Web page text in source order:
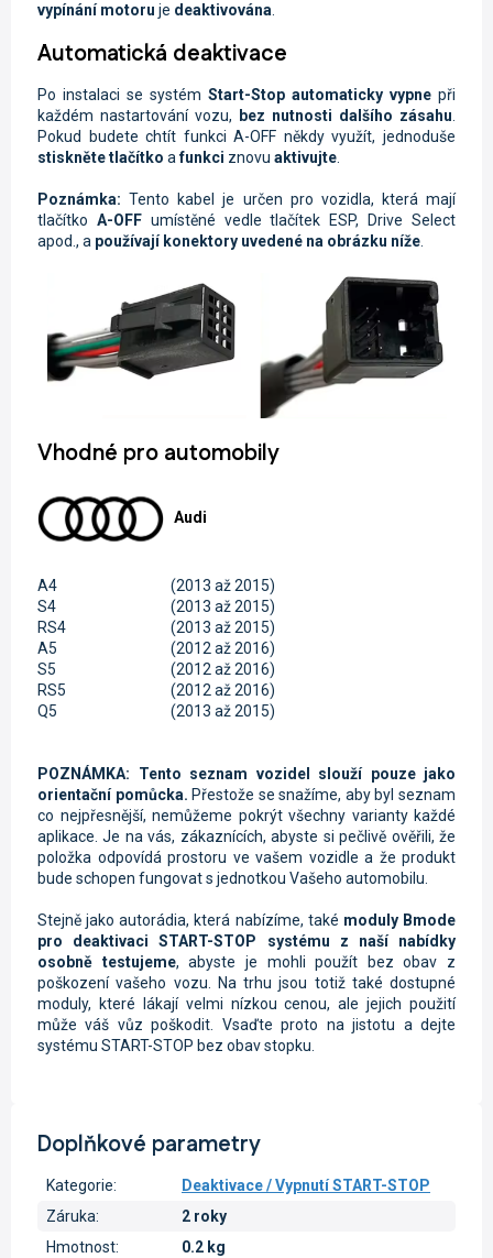
vypínání motoru je deaktivována.
Automatická deaktivace
Po instalaci se systém Start-Stop automaticky vypne při
každém nastartování vozu,
bez nutnosti dalšího zásahu
Pokud budete chtít funkci A-OFF někdy využít, jednoduše
stiskněte tlačítko afunkci znovu aktivujte
Poznámka: Tento kabel je určen pro vozidla, která mají
tlačítko A-OFFumístěné vedle tlačítek ESP, Drive Select
apod., a používají konektory uvedené na obrázku níže
Vhodné pro automobily
Audi
A4
(2013 až 2015)
S4
(2013 až 2015)
RS4
(2013 až 2015)
A5
(2012 až 2016)
S5
(2012 až 2016)
RS5
(2012 až 2016)
Q5
(2013 až 2015)
POZNÁMKA: Tento seznam vozidel slouží pouze jako
orientační pomůcka. Přestože se snažíme, aby byl seznam
co nejpřesnější, nemůžeme pokrýt všechny varianty každé
aplikace. Je na vás, zákaznících, abyste si pečlivě ověřili, že
položka odpovídá prostoru ve vašem vozidle a že produkt
bude schopen fungovat s jednotkou Vašeho automobilu.
Stejně jako autorádia, která nabízíme, také moduly Bmode
pro deaktivaci START-STOP systému z naší nabídky
osobně testujeme, abyste je mohli použít bez obav z
poškození vašeho vozu. Na trhu jsou totiž také dostupné
moduly, které lákají velmi nízkou cenou, ale jejich použití
může váš vůz poškodit. Vsaďte proto na jistotu a dejte
systému START-STOP bez obav stopku.
Doplňkové parametry
Kategorie:
Deaktivace / Vypnutí START-STOP
Záruka:
2 roky
Hmotnost: 0.2 kg